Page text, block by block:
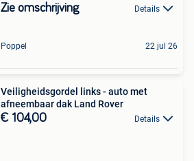
Zie omschrijving Details
Poppel 22 jul 26
Veiligheidsgordel links - auto met
afneembaar dak Land Rover
€ 104,00 Details